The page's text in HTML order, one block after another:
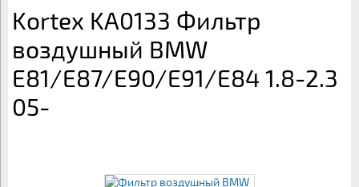
Kortex KA0133 Фильтр
воздушный BMW
E81/E87/E90/E91/E84 1.8-2.3
05-